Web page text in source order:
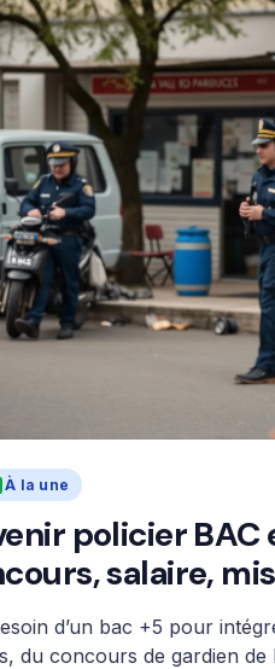
À la une
policier BAC
salaire,
d’un bac +5 pour
du concours de gardien de